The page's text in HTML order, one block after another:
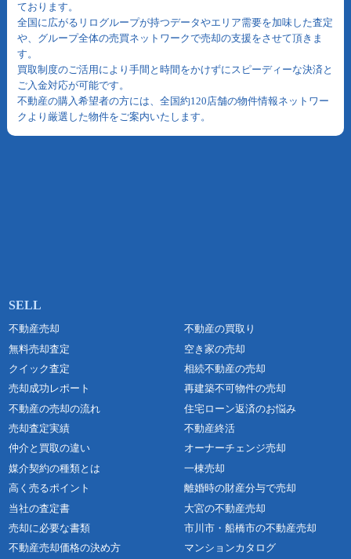
ております。
全国に広がるリログループが持つデータやエリア需要を加味した査定
や、グループ全体の売買ネットワークで売却の支援をさせて頂きま
す。
買取制度のご活用により手間と時間をかけずにスピーディーな決済と
ご入金対応が可能です。
不動産の購入希望者の方には、全国約120店舗の物件情報ネットワー
クより厳選した物件をご案内いたします。
不動産売却
無料売却査定
クイック査定
売却成功レポート
不動産の売却の流れ
売却査定実績
仲介と買取の違い
媒介契約の種類とは
高く売るポイント
当社の査定書
売却に必要な書類
不動産売却価格の決め方
不動産の買取り
空き家の売却
相続不動産の売却
再建築不可物件の売却
住宅ローン返済のお悩み
不動産終活
オーナーチェンジ売却
一棟売却
離婚時の財産分与で売却
大宮の不動産売却
市川市・船橋市の不動産売却
マンションカタログ